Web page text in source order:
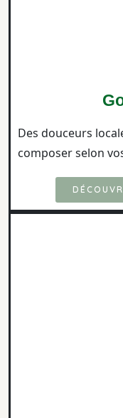
Des douceurs
composer selon